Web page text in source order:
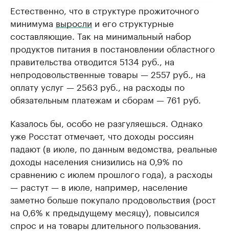
Естественно, что в структуре прожиточного
минимума выросли и его структурные
составляющие. Так на минимальный набор
продуктов питания в постановлении областного
правительства отводится 5134 руб., на
непродовольственные товары — 2557 руб., на
оплату услуг — 2563 руб., на расходы по
обязательным платежам и сборам — 761 руб.
Казалось бы, особо не разгуляешься. Однако
уже Росстат отмечает, что доходы россиян
падают (в июле, по данным ведомства, реальные
доходы населения снизились на 0,9% по
сравнению с июлем прошлого года), а расходы
— растут — в июле, например, население
заметно больше покупало продовольствия (рост
на 0,6% к предыдущему месяцу), повысился
спрос и на товары длительного пользования.